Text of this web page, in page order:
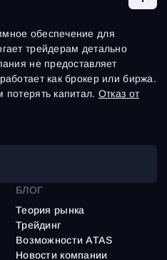
обеспечение для
трейдерам детально
не предоставляет
как брокер или биржа.
потерять капитал. Отказ от
БЛОГ
Теория рынка
Трейдинг
Возможности ATAS
Новости компании